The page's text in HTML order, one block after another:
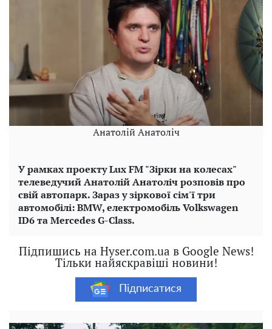
Анатолій Анатоліч
У рамках проекту Lux FM "Зірки на колесах"
телеведучий Анатолій Анатоліч розповів про
свій автопарк. Зараз у зіркової сім'ї три
автомобілі: BMW, електромобіль Volkswagen
ID6 та Mercedes G-Class.
Підпишись на Hyser.com.ua в Google News!
Тільки найяскравіші новини!
Підписатися